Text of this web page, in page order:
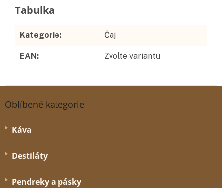
Kategorie: Čaj
EAN: Zvolte variantu
Oblíbené kategorie
Káva
Destiláty
Pendreky a pásky